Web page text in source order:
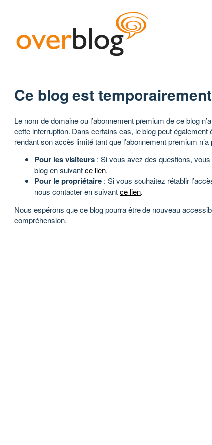
Ce blog est
Le nom de domaine ou l’abonnement premium de ce blog
cette interruption. Dans certains cas, le blog peut également
rendant son accès limité tant que l’abonnement premium
Pour les visiteurs : Si vous avez des questions,
blog en suivantce lien.
Pour le propriétaire : Si vous souhaitez rétablir
nous contacter en suivantce lien.
Nous espérons que ce blog pourra être de nouveau
compréhension.